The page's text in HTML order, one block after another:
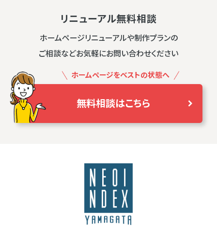
リニューアル無料相談
ホームページリニューアルや制作プランの
ご相談などお気軽にお問い合わせください
ホームページをベストの状態へ
無料相談はこちら